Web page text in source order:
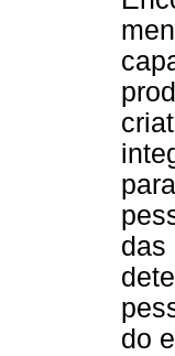
das
do